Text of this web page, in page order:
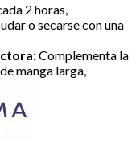
2 horas,
o secarse con una
Complementa la
manga larga,